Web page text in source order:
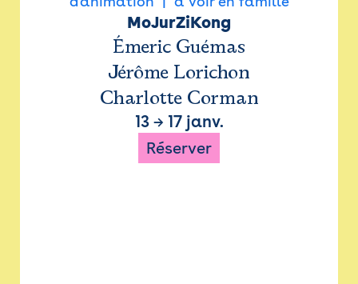
MoJurZiKong
Émeric Guémas
Jérôme Lorichon
Charlotte Corman
13→ 17 janv.
Réserver